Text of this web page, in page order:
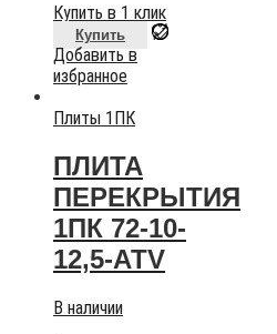
Купить в 1 клик
Купить
Добавить в
избранное
Плиты 1ПК
ПЛИТА
ПЕРЕКРЫТИЯ
1ПК 72-10-
12,5-АТV
В наличии